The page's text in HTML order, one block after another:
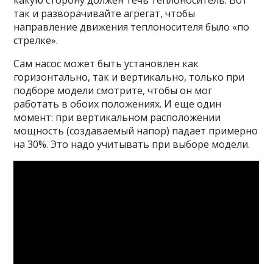
так и разворачивайте агрегат, чтобы
направление движения теплоносителя было «по
стрелке».
Сам насос может быть установлен как
горизонтально, так и вертикально, только при
подборе модели смотрите, чтобы он мог
работать в обоих положениях. И еще один
момент: при вертикальном расположении
мощность (создаваемый напор) падает примерно
на 30%. Это надо учитывать при выборе модели.